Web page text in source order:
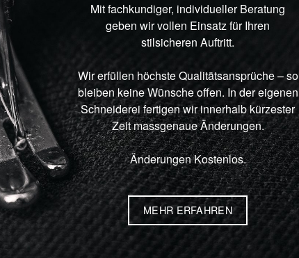
Mit fachkundiger, individueller Beratung
geben wir vollen Einsatz für Ihren
stilsicheren Auftritt.
Wir erfüllen höchste Qualitätsansprüche – so
bleiben keine Wünsche offen. In der eigenen
Schneiderei fertigen wir innerhalb kürzester
Zeit massgenaue Änderungen.
Änderungen Kostenlos.
MEHR ERFAHREN